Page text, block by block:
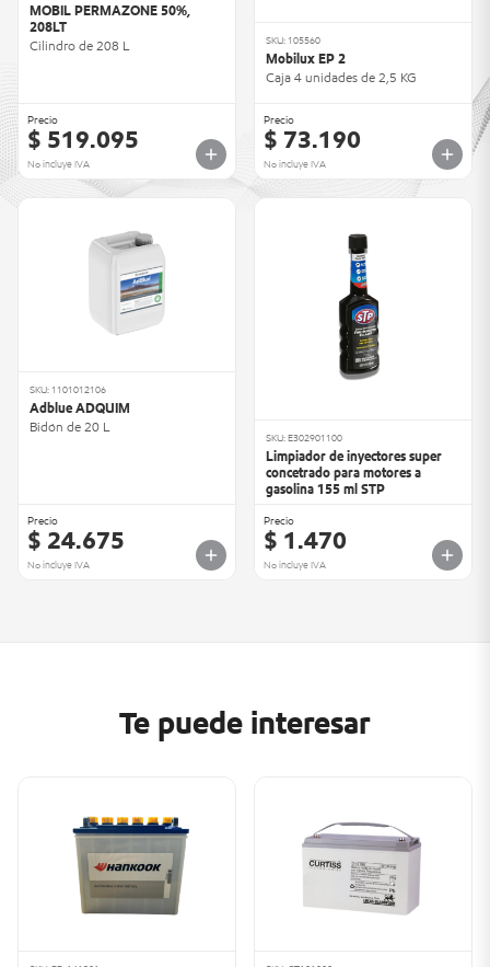
MOBIL PERMAZONE 50%,
208LT
Cilindro de 208 L
Precio
$ 519.095
No incluye IVA
SKU: 105560
Mobilux EP 2
Caja 4 unidades de 2,5 KG
Precio
$ 73.190
No incluye IVA
SKU: 1101012106
Adblue ADQUIM
Bidón de 20 L
Precio
$ 24.675
No incluye IVA
SKU: E302901100
Limpiador de inyectores super
concetrado para motores a
gasolina 155 ml STP
Precio
$ 1.470
No incluye IVA
Te puede interesar